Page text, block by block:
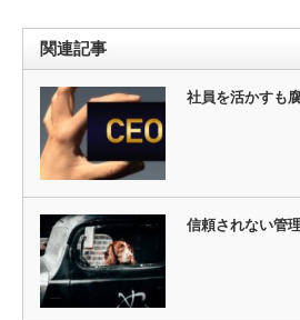
関連記事
社員を活かすも
信頼されない管